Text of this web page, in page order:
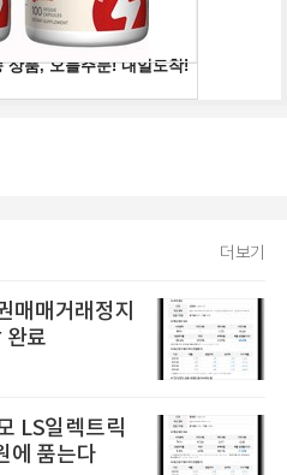
더보기
매매거래정지
료
LS일렉트릭
에 품는다